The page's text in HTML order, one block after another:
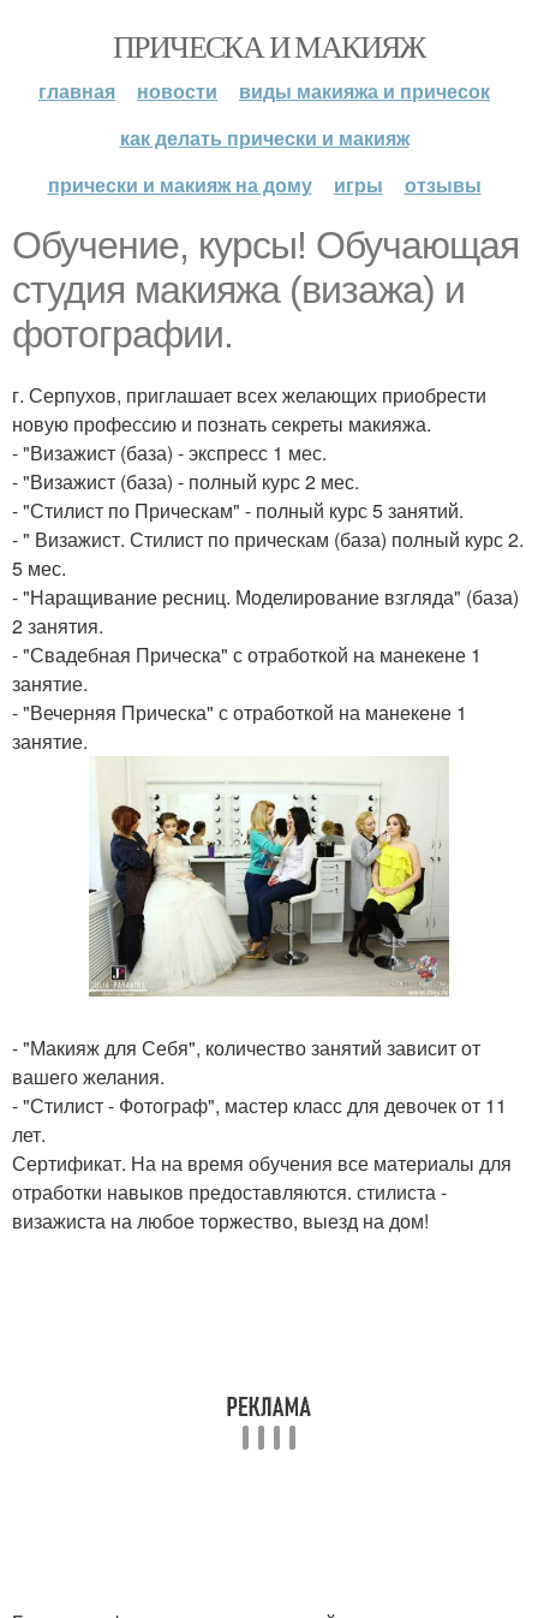
ПРИЧЕСКА И МАКИЯЖ
главная новости
виды макияжа и причесок
как делать прически и макияж
прически и макияж на дому
игры отзывы
Обучение, курсы! Обучающая
студия макияжа (визажа) и
фотографии.
г. Серпухов, приглашает всех желающих приобрести
новую профессию и познать секреты макияжа.
- "Визажист (база) - экспресс 1 мес.
- "Визажист (база) - полный курс 2 мес.
- "Стилист по Прическам" - полный курс 5 занятий.
- " Визажист. Стилист по прическам (база) полный курс 2.
5 мес.
- "Наращивание ресниц. Моделирование взгляда" (база)
2 занятия.
- "Свадебная Прическа" с отработкой на манекене 1
занятие.
- "Вечерняя Прическа" с отработкой на манекене 1
занятие.
- "Макияж для Себя", количество занятий зависит от
вашего желания.
- "Стилист - Фотограф", мастер класс для девочек от 11
лет.
Сертификат. На на время обучения все материалы для
отработки навыков предоставляются. стилиста -
визажиста на любое торжество, выезд на дом!